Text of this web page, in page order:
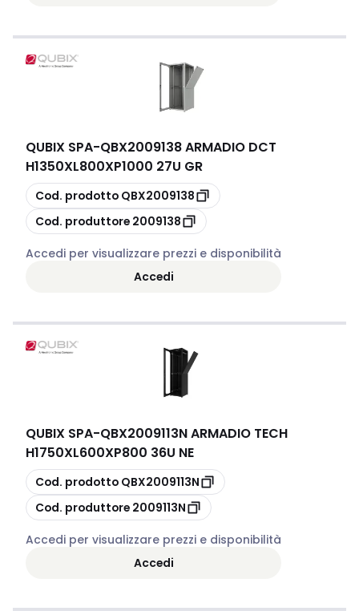
QUBIX SPA-QBX2009138 ARMADIO DCT
H1350XL800XP1000 27U GR
copia
Cod. prodotto QBX2009138
copia
Cod. produttore 2009138
Accedi per visualizzare prezzi e disponibilità
Accedi
QUBIX SPA-QBX2009113N ARMADIO TECH
H1750XL600XP800 36U NE
copia
Cod. prodotto QBX2009113N
copia
Cod. produttore 2009113N
Accedi per visualizzare prezzi e disponibilità
Accedi